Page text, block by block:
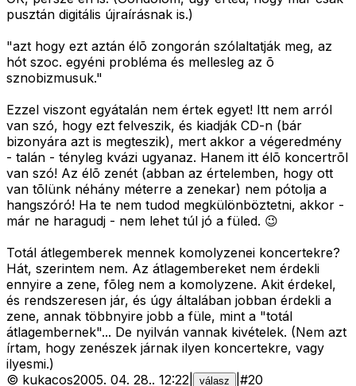
pusztán digitális újraírásnak is.)
"azt hogy ezt aztán élõ zongorán szólaltatják meg, az
hót szoc. egyéni probléma és mellesleg az õ
sznobizmusuk."
Ezzel viszont egyátalán nem értek egyet! Itt nem arról
van szó, hogy ezt felveszik, és kiadják CD-n (bár
bizonyára azt is megteszik), mert akkor a végeredmény
- talán - tényleg kvázi ugyanaz. Hanem itt élõ koncertrõl
van szó! Az élõ zenét (abban az értelemben, hogy ott
van tõlünk néhány méterre a zenekar) nem pótolja a
hangszóró! Ha te nem tudod megkülönböztetni, akkor -
már ne haragudj - nem lehet túl jó a füled. 😉
Totál átlegemberek mennek komolyzenei koncertekre?
Hát, szerintem nem. Az átlagembereket nem érdekli
ennyire a zene, fõleg nem a komolyzene. Akit érdekel,
és rendszeresen jár, és úgy általában jobban érdekli a
zene, annak többnyire jobb a füle, mint a "totál
átlagembernek"... De nyilván vannak kivételek. (Nem azt
írtam, hogy zenészek járnak ilyen koncertekre, vagy
ilyesmi.)
© kukacos2005. 04. 28.. 12:22 válasz #20